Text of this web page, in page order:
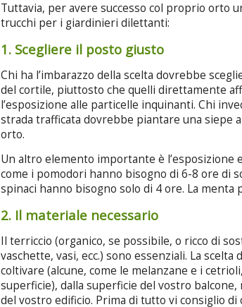
Tuttavia, per avere successo col proprio orto
trucchi per i giardinieri dilettanti:
1. Scegliere il posto giusto
Chi ha l’imbarazzo della scelta dovrebbe
del cortile, piuttosto che quelli direttamente
l’esposizione alle particelle inquinanti. Chi
strada trafficata dovrebbe piantare una siepe
orto.
Un altro elemento importante è l’esposizione
come i pomodori hanno bisogno di 6-8 ore di
spinaci hanno bisogno solo di 4 ore. La menta
2. Il materiale necessario
Il terriccio (organico, se possibile, o ricco di
vaschette, vasi, ecc.) sono essenziali. La
coltivare (alcune, come le melanzane e i
superficie), dalla superficie del vostro
del vostro edificio. Prima di tutto vi consiglio